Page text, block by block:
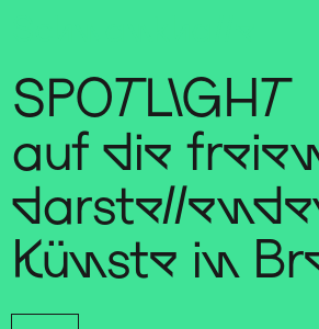
SPOTLIGHT
auf die
Künste in